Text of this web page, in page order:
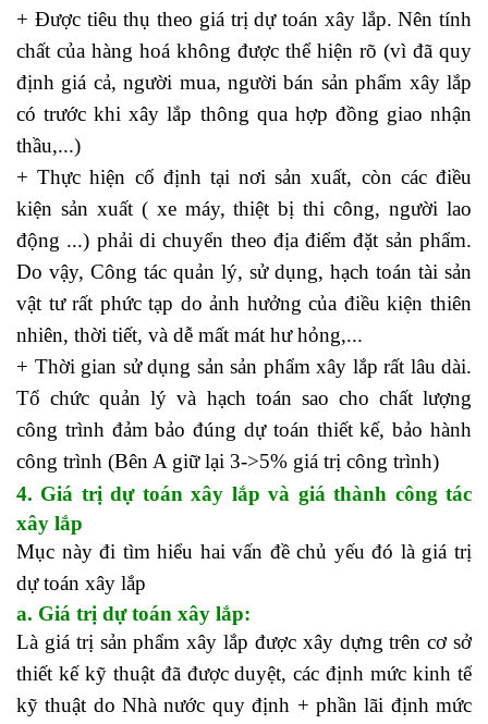
+ Được tiêu thụ theo giá trị dự toán xây lắp. Nên tính
chất của hàng hoá không được thể hiện rõ (vì đã quy
định giá cả, người mua, người bán sản phẩm xây lắp
có trước khi xây lắp thông qua hợp đồng giao nhận
thầu,...)
+ Thực hiện cố định tại nơi sản xuất, còn các điều
kiện sản xuất ( xe máy, thiệt bị thi công, người lao
động ...) phải di chuyển theo địa điểm đặt sản phẩm.
Do vậy, Công tác quản lý, sử dụng, hạch toán tài sản
vật tư rất phức tạp do ảnh hưởng của điều kiện thiên
nhiên, thời tiết, và dễ mất mát hư hỏng,...
+ Thời gian sử dụng sản sản phẩm xây lắp rất lâu dài.
Tổ chức quản lý và hạch toán sao cho chất lượng
công trình đảm bảo đúng dự toán thiết kế, bảo hành
công trình (Bên A giữ lại 3->5% giá trị công trình)
4. Giá trị dự toán xây lắp và giá thành công tác
xây lắp
Mục này đi tìm hiểu hai vấn đề chủ yếu đó là giá trị
dự toán xây lắp
a. Giá trị dự toán xây lắp:
Là giá trị sản phẩm xây lắp được xây dựng trên cơ sở
thiết kế kỹ thuật đã được duyệt, các định mức kinh tế
kỹ thuật do Nhà nước quy định + phần lãi định mức